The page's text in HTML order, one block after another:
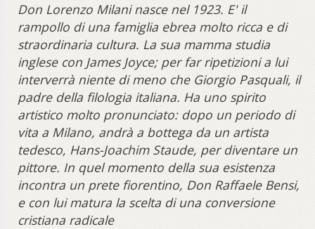
Don Lorenzo Milani nasce nel 1923. E' il
rampollo di una famiglia ebrea molto ricca e di
straordinaria cultura. La sua mamma studia
inglese con James Joyce; per far ripetizioni a lui
interverrà niente di meno che Giorgio Pasquali, il
padre della filologia italiana. Ha uno spirito
artistico molto pronunciato: dopo un periodo di
vita a Milano, andrà a bottega da un artista
tedesco, Hans-Joachim Staude, per diventare un
pittore. In quel momento della sua esistenza
incontra un prete fiorentino, Don Raffaele Bensi,
e con lui matura la scelta di una conversione
cristiana radicale